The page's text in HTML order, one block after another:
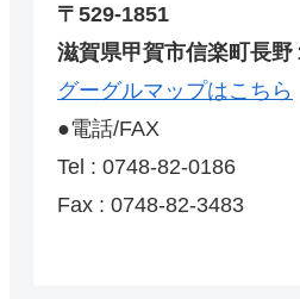
〒529-1851
滋賀県甲賀市信楽町長野
グーグルマップはこちら
●電話/FAX
Tel : 0748-82-0186
Fax : 0748-82-3483